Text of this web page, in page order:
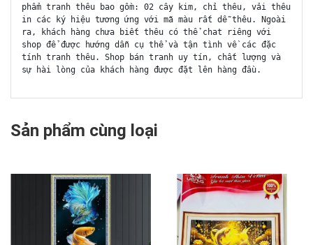
phẩm tranh thêu bao gồm: 02 cây kim, chỉ thêu, vải thêu
in các ký hiệu tương ứng với mã màu rất dễ thêu. Ngoài
ra, khách hàng chưa biết thêu có thể chat riêng với
shop để được hướng dẫn cụ thể và tận tình về các đặc
tính tranh thêu. Shop bán tranh uy tín, chất lượng và
sự hài lòng của khách hàng được đặt lên hàng đầu.
Sản phẩm cùng loại